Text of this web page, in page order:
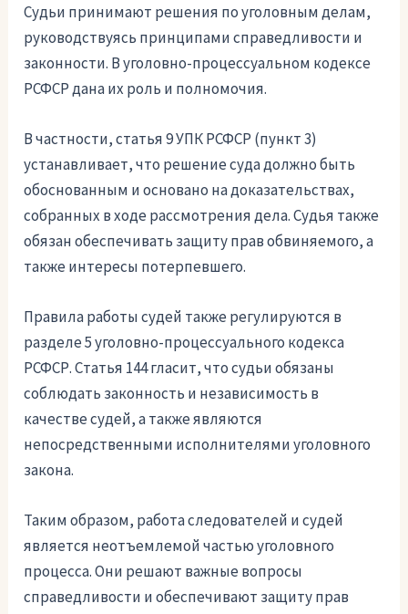
Судьи принимают решения по уголовным делам,
руководствуясь принципами справедливости и
законности. В уголовно-процессуальном кодексе
РСФСР дана их роль и полномочия.
В частности, статья 9 УПК РСФСР (пункт 3)
устанавливает, что решение суда должно быть
обоснованным и основано на доказательствах,
собранных в ходе рассмотрения дела. Судья также
обязан обеспечивать защиту прав обвиняемого, а
также интересы потерпевшего.
Правила работы судей также регулируются в
разделе 5 уголовно-процессуального кодекса
РСФСР. Статья 144 гласит, что судьи обязаны
соблюдать законность и независимость в
качестве судей, а также являются
непосредственными исполнителями уголовного
закона.
Таким образом, работа следователей и судей
является неотъемлемой частью уголовного
процесса. Они решают важные вопросы
справедливости и обеспечивают защиту прав